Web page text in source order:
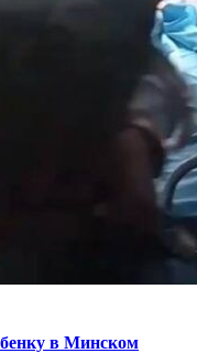
в Минском